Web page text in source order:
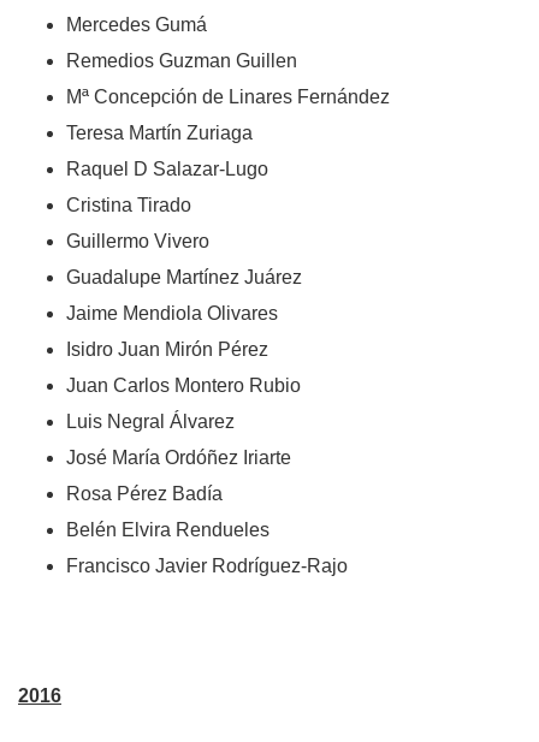
Mercedes Gumá
Remedios Guzman Guillen
Mª Concepción de Linares Fernández
Teresa Martín Zuriaga
Raquel D Salazar-Lugo
Cristina Tirado
Guillermo Vivero
Guadalupe Martínez Juárez
Jaime Mendiola Olivares
Isidro Juan Mirón Pérez
Juan Carlos Montero Rubio
Luis Negral Álvarez
José María Ordóñez Iriarte
Rosa Pérez Badía
Belén Elvira Rendueles
Francisco Javier Rodríguez-Rajo
2016